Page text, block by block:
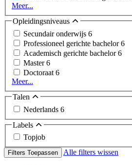
Meer...
Opleidingsniveaus
Secundair onderwijs 6
Professioneel gerichte bachelor6
Academisch gerichte bachelor6
Master6
Doctoraat 6
Meer...
Talen
Nederlands 6
Labels
Topjob
Filters Toepassen Alle filters wissen